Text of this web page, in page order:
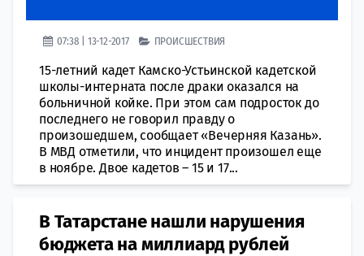
07:38 | 13-12-2017 ПРОИСШЕСТВИЯ
15-летний кадет Камско-Устьинской кадетской
школы-интерната после драки оказался на
больничной койке. При этом сам подросток до
последнего не говорил правду о
произошедшем, сообщает «Вечерняя Казань».
В МВД отметили, что инцидент произошел еще
в ноябре. Двое кадетов – 15 и 17...
В Татарстане нашли нарушения
бюджета на миллиард рублей